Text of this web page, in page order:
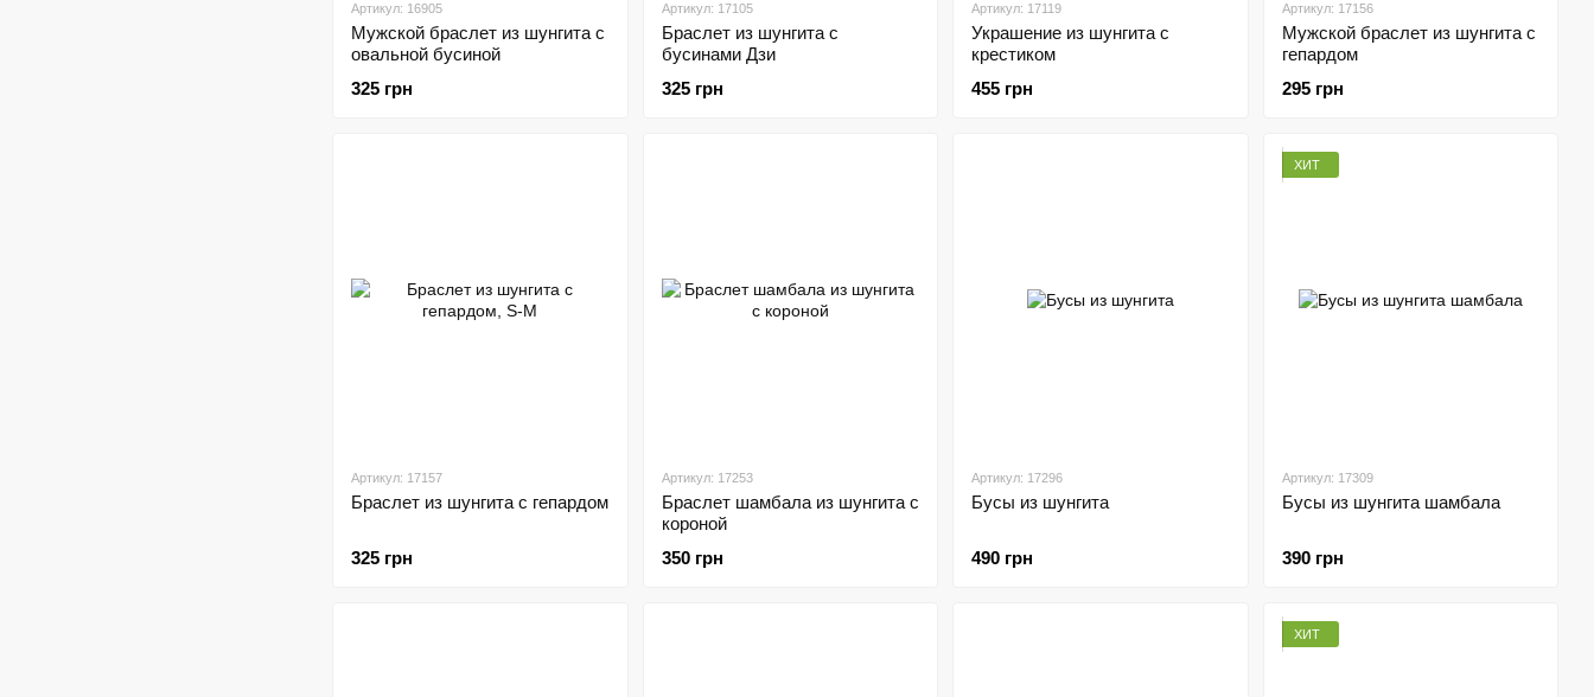
Артикул: 16905
Мужской браслет из шунгита с
овальной бусиной
325 грн
Артикул: 17105
Браслет из шунгита с
бусинами Дзи
325 грн
Артикул: 17119
Украшение из шунгита с
крестиком
455 грн
Артикул: 17156
Мужской браслет из шунгита с
гепардом
295 грн
Артикул: 17157
Браслет из шунгита с гепардом
325 грн
Артикул: 17253
Браслет шамбала из шунгита с
короной
350 грн
Артикул: 17296
Бусы из шунгита
490 грн
ХИТ
Артикул: 17309
Бусы из шунгита шамбала
390 грн
ХИТ